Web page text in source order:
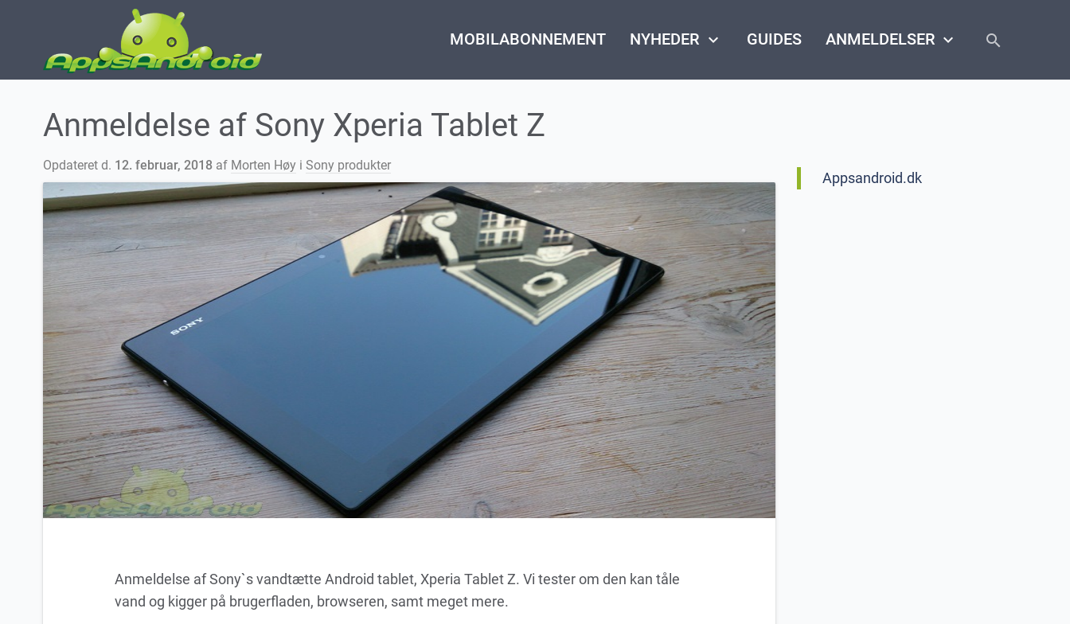
MOBILABONNEMENT NYHEDER keyboard_arrow_down GUIDES ANMELDELSER keyboard_arrow_down search
close
Anmeldelse af Sony Xperia Tablet Z
Opdateret d. 12. februar, 2018af Morten Høyi Sony produkter
Anmeldelse af Sony`s vandtætte Android tablet, Xperia Tablet Z. Vi tester om den kan tåle
vand og kigger på brugerfladen, browseren, samt meget mere.
Appsandroid.dk